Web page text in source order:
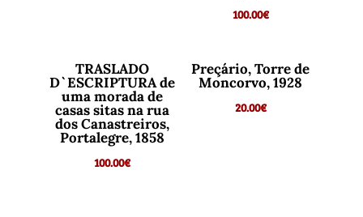
100.00€
TRASLADO
D`ESCRIPTURA de
uma morada de
casas sitas na rua
dos Canastreiros,
Portalegre, 1858
100.00€
Preçário, Torre de
Moncorvo, 1928
20.00€